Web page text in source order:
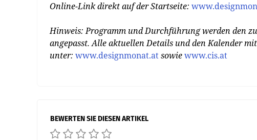
Online-Link direkt auf der Startseite:
Hinweis: Programm und Durchführung werden den
angepasst. Alle aktuellen Details und den Kalender
unter: www.designmonat.atsowiewww.cis.at
BEWERTEN SIE DIESEN ARTIKEL